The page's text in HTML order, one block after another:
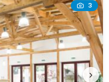
3
›